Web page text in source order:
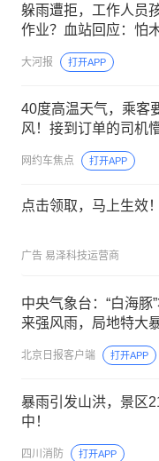
躲雨遭拒，工作人员
作业？血站回应：怕
门，服务态度欠佳，
大河报 打开APP
40度高温天气，乘客
风！接到订单的司机
网约车焦点 打开APP
点击领取，马上生效！
广告 易泽科技运营商
中央气象台：“白海豚
来强风雨，局地特大
北京日报客户端 打开APP
暴雨引发山洪，景区
中！
四川消防 打开APP